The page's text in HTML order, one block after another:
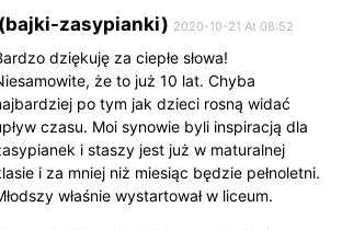
zasypianki) 2020-10-21 At 08:52
dziękuję za ciepłe słowa!
że to już 10 lat. Chyba
po tym jak dzieci rosną widać
czasu. Moi synowie byli inspiracją dla
i staszy jest już w maturalnej
i za mniej niż miesiąc będzie pełnoletni.
właśnie wystartował w liceum.